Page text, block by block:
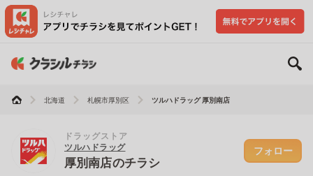
北海道 札幌市厚別区 ツルハドラッグ 厚別南店
ドラッグストア
ツルハドラッグ
厚別南店のチラシ
フォロー